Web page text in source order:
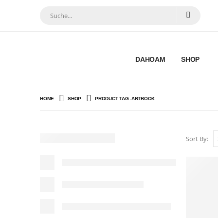
DAHOAM SHOP
HOME SHOP PRODUCT TAG -ARTBOOK
Sort By: